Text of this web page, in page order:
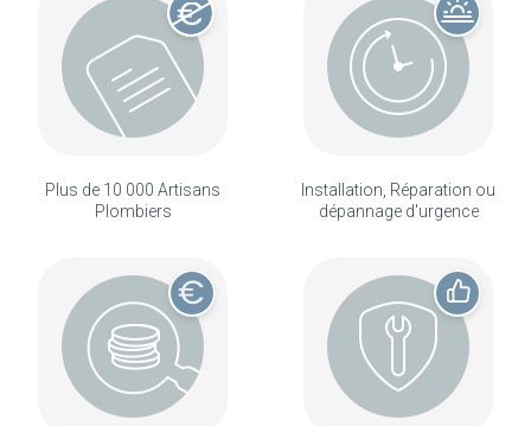
Plus de 10 000 Artisans
Plombiers
Installation, Réparation ou
dépannage d'urgence